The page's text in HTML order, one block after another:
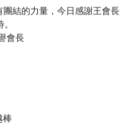
團結的力量，今日感謝王會長
會長
棒